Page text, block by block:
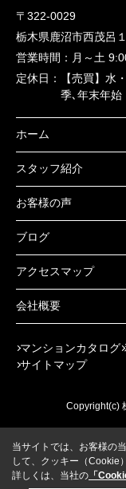
〒322-0029
栃木県鹿沼市西茂呂
営業時間： 月～土
定休日：
【売買】水
季､年末年始
ホーム
スタッフ紹介
お客様の声
ブログ
アクセスマップ
会社概要
マンションカタログ
サイトマップ
Copyright(c)
当サイトでは、お客様の
して、クッキー（Cookie
詳しくは、当社の 「